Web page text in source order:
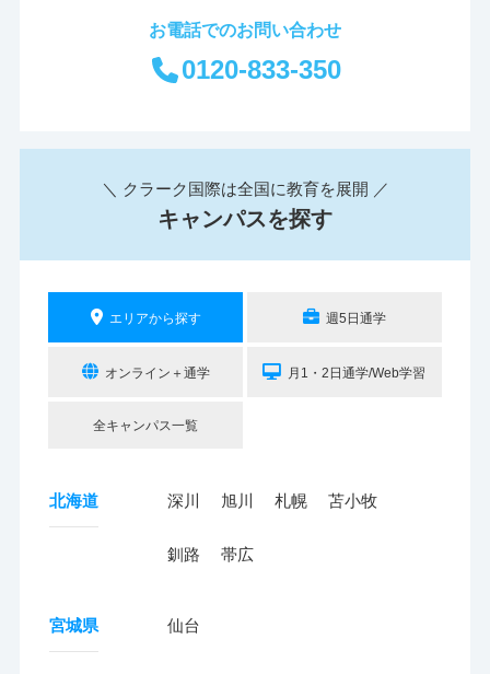
お電話でのお問い合わせ
0120-833-350
＼ クラーク国際は全国に教育を展開 ／
キャンパスを探す
エリアから探す 週5日通学
オンライン＋通学 月1・2日通学/Web学習
全キャンパス一覧
北海道 深川 旭川 札幌 苫小牧
釧路 帯広
宮城県 仙台